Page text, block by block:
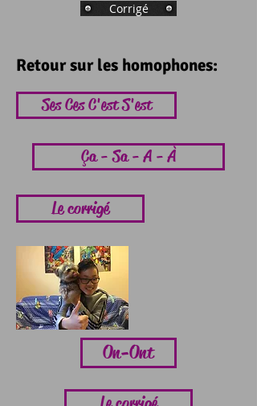
Corrigé
Retour sur les homophones:
Ses Ces C'est S'est
Ça - Sa - A - À
Le corrigé
On-Ont